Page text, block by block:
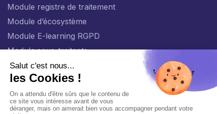
Module registre de traitement
Module d’écosystème
Module E-learning RGPD
Module sous-traitants
Politique générale de protection des données personnelles